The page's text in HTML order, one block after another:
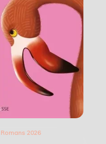
Romans 2026